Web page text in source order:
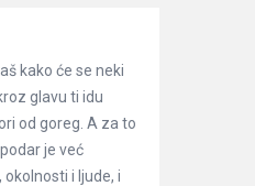
kako će se neki
glavu ti idu
od goreg. A za to
je već
i ljude, i